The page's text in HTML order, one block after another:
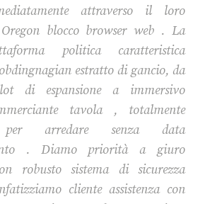
attraverso il loro
blocco browser web . La
politica caratteristica
estratto di gancio, da
di espansione a immersivo
tavola , totalmente
per arredare senza data
. Diamo priorità a giuro
robusto sistema di sicurezza
cliente assistenza con